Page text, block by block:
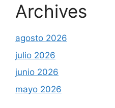
Archives
agosto 2026
julio 2026
junio 2026
mayo 2026